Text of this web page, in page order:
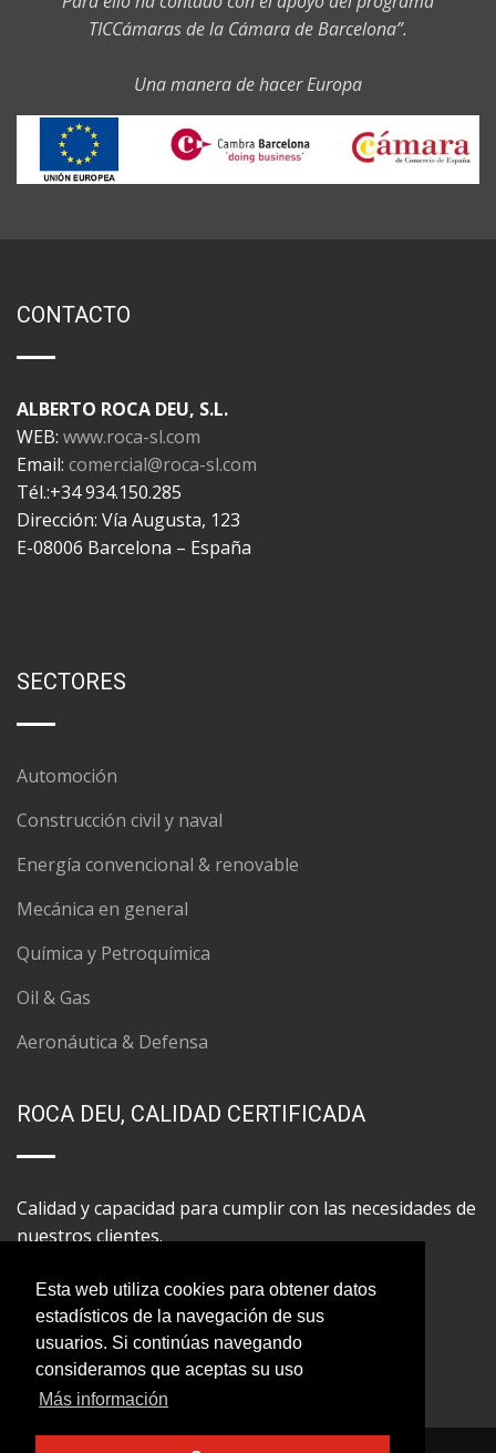
Esta web utiliza cookies para obtener datos
estadísticos de la navegación de sus
usuarios. Si continúas navegando
consideramos que aceptas su uso
Más información
TICCámaras de la Cámara de Barcelona”.
Una manera de hacer Europa
CONTACTO
ALBERTO ROCA DEU, S.L.
WEB: www.roca-sl.com
Email: comercial@roca-sl.com
Tél.:+34 934.150.285
Dirección: Vía Augusta, 123
E-08006 Barcelona – España
SECTORES
Automoción
Construcción civil y naval
Energía convencional & renovable
Mecánica en general
Química y Petroquímica
Oil & Gas
Aeronáutica & Defensa
ROCA DEU, CALIDAD CERTIFICADA
Calidad y capacidad para cumplir con las necesidades de
nuestros clientes.